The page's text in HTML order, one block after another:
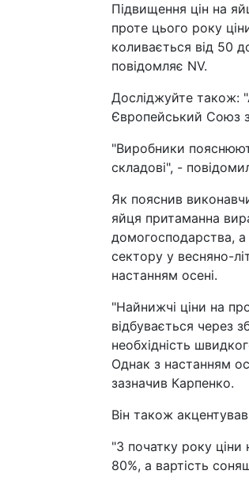
Підвищення цін на
проте цього року
коливається від 50
повідомляє NV.
Досліджуйте також:
Європейський Союз
"Виробники
складові", -
Як пояснив
яйця притаманна
домогосподарства, а
сектору у весняно-
настанням осені.
"Найнижчі ціни на
відбувається через
необхідність
Однак з настанням
зазначив Карпенко.
Він також
"З початку року
80%, а вартість